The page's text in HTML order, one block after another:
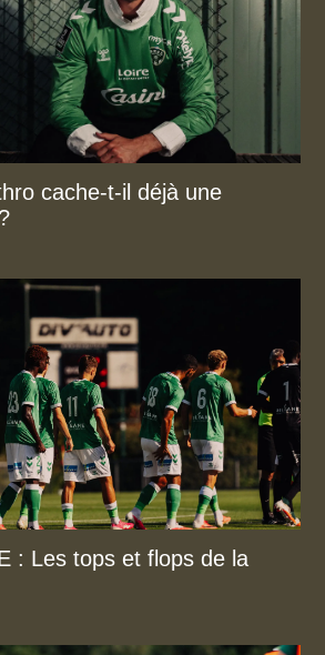
cache-t-il déjà une
: Les tops et flops de la